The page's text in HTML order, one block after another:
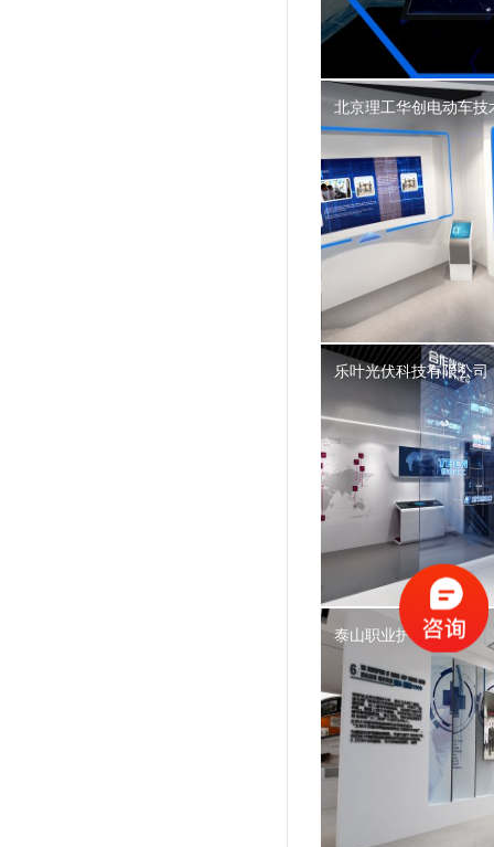
北京理工华创电动车技
乐叶光伏科技有限公司
泰山职业护理学院